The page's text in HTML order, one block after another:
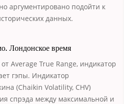
аргументировано подойти к
данных.
Лондонское время
Average True Range, индикатор
гэпы. Индикатор
(Chaikin Volatility, CHV)
спрэда между максимальной и